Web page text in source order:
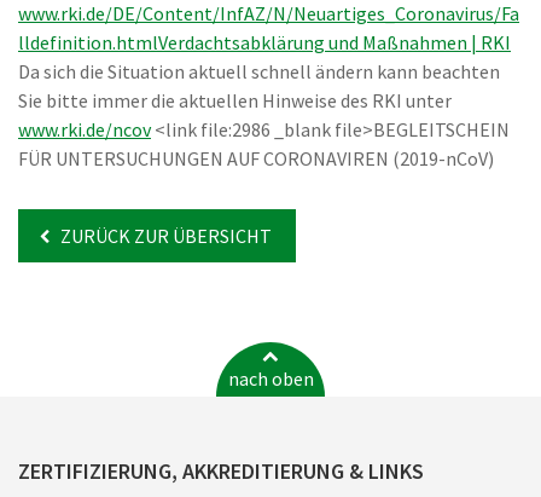
www.rki.de/DE/Content/InfAZ/N/Neuartiges_Coronavirus/Fa
lldefinition.htmlVerdachtsabklärung und Maßnahmen | RKI
Da sich die Situation aktuell schnell ändern kann beachten
Sie bitte immer die aktuellen Hinweise des RKI unter
www.rki.de/ncov<link file:2986 _blank file>BEGLEITSCHEIN
FÜR UNTERSUCHUNGEN AUF CORONAVIREN (2019-nCoV)
ZURÜCK ZUR ÜBERSICHT
nach oben
ZERTIFIZIERUNG, AKKREDITIERUNG & LINKS